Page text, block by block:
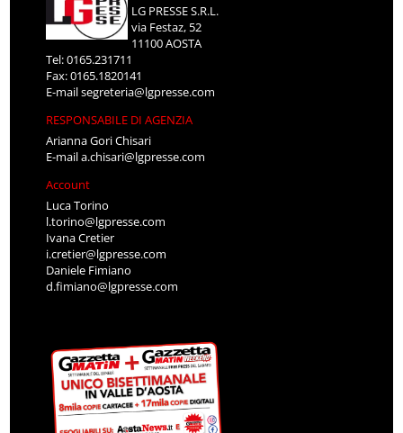
LG PRESSE S.R.L.
via Festaz, 52
11100 AOSTA
Tel: 0165.231711
Fax: 0165.1820141
E-mailsegreteria@lgpresse.com
RESPONSABILE DI AGENZIA
Arianna Gori Chisari
E-maila.chisari@lgpresse.com
Account
Luca Torino
l.torino@lgpresse.com
Ivana Cretier
i.cretier@lgpresse.com
Daniele Fimiano
d.fimiano@lgpresse.com